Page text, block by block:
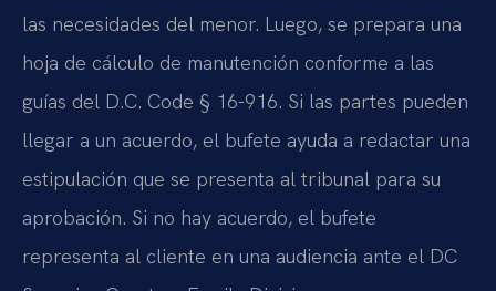
las necesidades del menor. Luego, se prepara una
hoja de cálculo de manutención conforme a las
guías del D.C. Code § 16-916. Si las partes pueden
llegar a un acuerdo, el bufete ayuda a redactar una
estipulación que se presenta al tribunal para su
aprobación. Si no hay acuerdo, el bufete
representa al cliente en una audiencia ante el DC